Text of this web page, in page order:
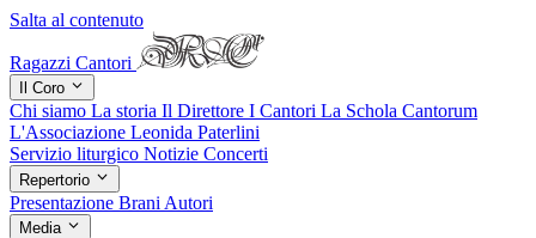
Salta al contenuto
Ragazzi Cantori
Il Coro
Chi siamo La storia Il Direttore I Cantori La Schola Cantorum
L'Associazione Leonida Paterlini
Servizio liturgico Notizie Concerti
Repertorio
Presentazione Brani Autori
Media